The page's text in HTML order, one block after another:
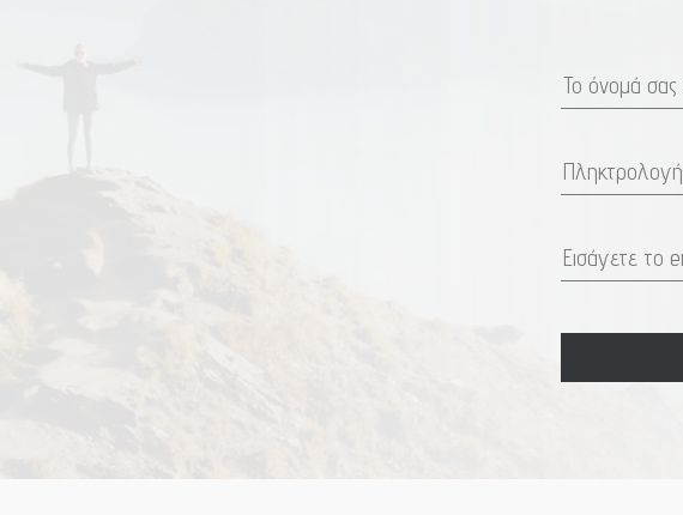
είναι οι ακόλουθοι: Κίνδυνος Αντισυμβαλλόμενου ο κίνδυνος να μην
Λειτουργικός Κίνδυνος ο κίνδυνος ο οποίος σχετίζεται με
επιτοκίων είναι ο κίνδυνος των αγορών ομολόγων και χρήματος από
κινδύνου ρευστότητας, οι μεριδιούχοι σε περίπτωση εξαγοράς: α) ενδέχεται